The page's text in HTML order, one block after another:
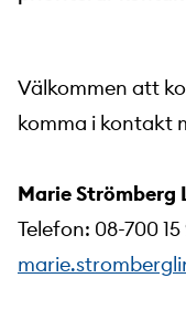
Välkommen att
komma i kontakt
Marie Strömberg
Telefon: 08-700